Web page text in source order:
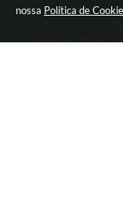
nossa Política de
Endereço: Praça